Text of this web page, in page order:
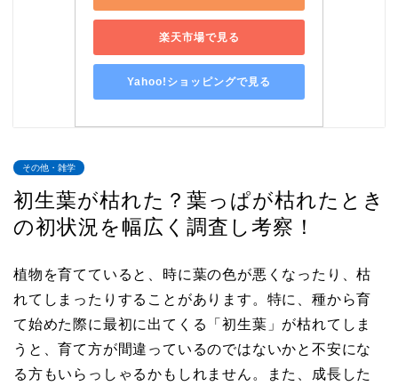
楽天市場で見る
Yahoo!ショッピングで見る
その他・雑学
初生葉が枯れた？葉っぱが枯れたとき
の初状況を幅広く調査し考察！
植物を育てていると、時に葉の色が悪くなったり、枯
れてしまったりすることがあります。特に、種から育
て始めた際に最初に出てくる「初生葉」が枯れてしま
うと、育て方が間違っているのではないかと不安にな
る方もいらっしゃるかもしれません。また、成長した